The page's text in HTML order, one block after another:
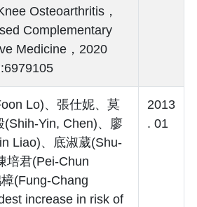
Osteoarthritis，
Complementary
Medicine，2020
Lo)、張仕妮、莫
(Shih-Yin, Chen)、廖
Liao)、底淑葳(Shu-
培君(Pei-Chun
(Fung-Chang
increase in risk of
2013
. 01